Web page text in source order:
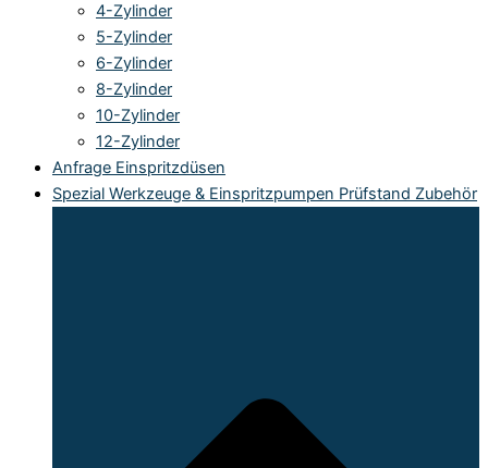
4-Zylinder
5-Zylinder
6-Zylinder
8-Zylinder
10-Zylinder
12-Zylinder
Anfrage Einspritzdüsen
Spezial Werkzeuge & Einspritzpumpen Prüfstand Zubehör